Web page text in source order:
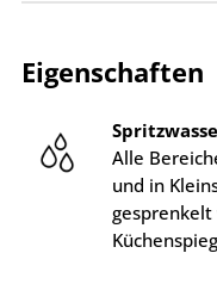
Eigenschaften
Alle
und in